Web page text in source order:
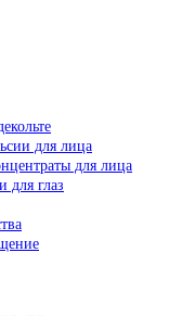
для лица
для лица
для глаз